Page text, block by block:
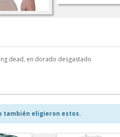
dead, en dorado desgastado
también eligieron estos.